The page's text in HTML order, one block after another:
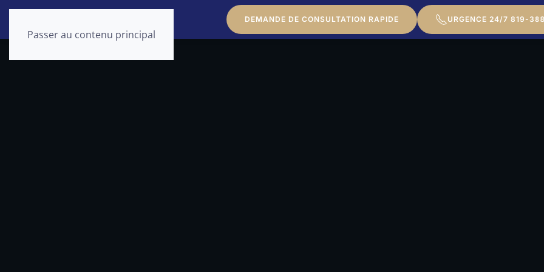
Passer au contenu principal
DEMANDE DE CONSULTATION RAPIDE URGENCE 24/7 819-